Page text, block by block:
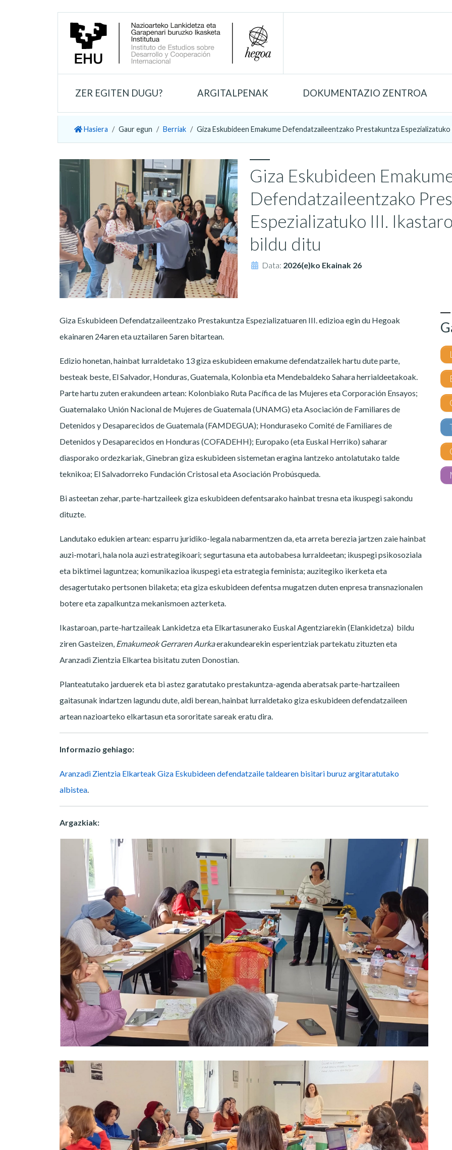
ZER EGITEN DUGU? ARGITALPENAK DOKUMENTAZIO ZENTROA
Hasiera Gaur egun Berriak Giza Eskubideen Emakume Defendatzaileentzako Prestakuntza
Giza Eskubideen
Defendatzaileentzako
Espezializatuko III.
bildu ditu
Data: 2026(e)ko Ekainak 26
Giza Eskubideen Defendatzaileentzako Prestakuntza Espezializatuaren III. edizioa egin du Hegoak
ekainaren 24aren eta uztailaren 5aren bitartean.
Edizio honetan, hainbat lurraldetako 13 giza eskubideen emakume defendatzailek hartu dute parte,
besteak beste, El Salvador, Honduras, Guatemala, Kolonbia eta Mendebaldeko Sahara herrialdeetakoak.
Parte hartu zuten erakundeen artean: Kolonbiako Ruta Pacífica de las Mujeres eta Corporación Ensayos;
Guatemalako Unión Nacional de Mujeres de Guatemala (UNAMG) eta Asociación de Familiares de
Detenidos y Desaparecidos de Guatemala (FAMDEGUA); Honduraseko Comité de Familiares de
Detenidos y Desaparecidos en Honduras (COFADEHH); Europako (eta Euskal Herriko) saharar
diasporako ordezkariak, Ginebran giza eskubideen sistemetan eragina lantzeko antolatutako talde
teknikoa; El Salvadorreko Fundación Cristosal eta Asociación Probúsqueda.
Bi asteetan zehar, parte-hartzaileek giza eskubideen defentsarako hainbat tresna eta ikuspegi sakondu
dituzte.
Landutako edukien artean: esparru juridiko-legala nabarmentzen da, eta arreta berezia jartzen zaie hainbat
auzi-motari, hala nola auzi estrategikoari; segurtasuna eta autobabesa lurraldeetan; ikuspegi psikosoziala
eta biktimei laguntzea; komunikazioa ikuspegi eta estrategia feminista; auzitegiko ikerketa eta
desagertutako pertsonen bilaketa; eta giza eskubideen defentsa mugatzen duten enpresa transnazionalen
botere eta zapalkuntza mekanismoen azterketa.
Ikastaroan, parte-hartzaileak Lankidetza eta Elkartasunerako Euskal Agentziarekin (Elankidetza) bildu
ziren Gasteizen, Emakumeok Gerraren Aurkaerakundearekin esperientziak partekatu zituzten eta
Aranzadi Zientzia Elkartea bisitatu zuten Donostian.
Planteatutako jarduerek eta bi astez garatutako prestakuntza-agenda aberatsak parte-hartzaileen
gaitasunak indartzen lagundu dute, aldi berean, hainbat lurraldetako giza eskubideen defendatzaileen
artean nazioarteko elkartasun eta sororitate sareak eratu dira.
Informazio gehiago:
Aranzadi Zientzia Elkarteak Giza Eskubideen defendatzaile taldearen bisitari buruz argitaratutako
albistea.
Argazkiak: